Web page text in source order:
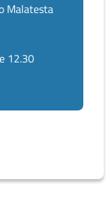
Malatesta
12.30